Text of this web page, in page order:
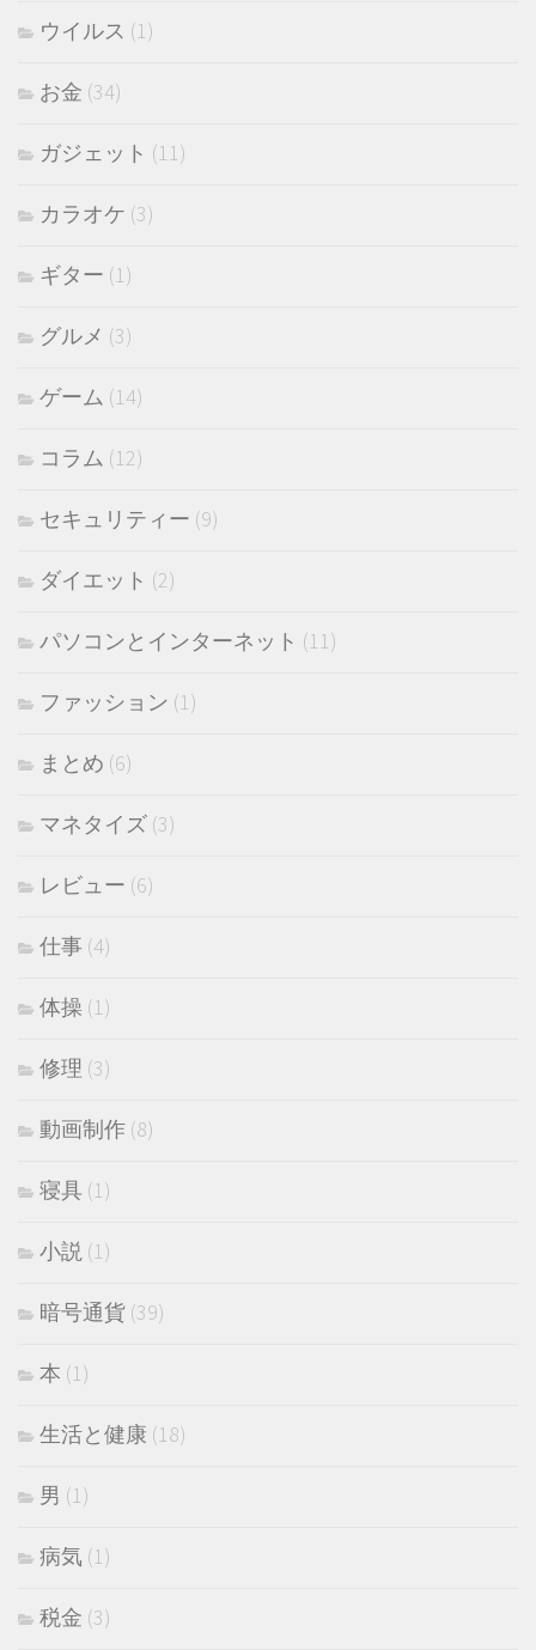
ウイルス (1)
お金 (34)
ガジェット (11)
カラオケ (3)
ギター (1)
グルメ (3)
ゲーム (14)
コラム (12)
セキュリティー (9)
ダイエット (2)
パソコンとインターネット (11)
ファッション (1)
まとめ (6)
マネタイズ (3)
レビュー (6)
仕事 (4)
体操 (1)
修理 (3)
動画制作 (8)
寝具 (1)
小説 (1)
暗号通貨 (39)
本 (1)
生活と健康 (18)
男 (1)
病気 (1)
税金 (3)